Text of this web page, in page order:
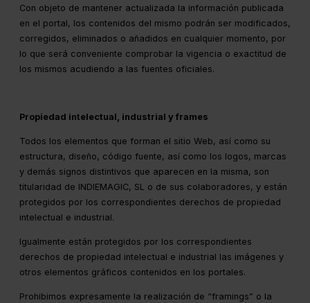
Con objeto de mantener actualizada la información publicada
en el portal, los contenidos del mismo podrán ser modificados,
corregidos, eliminados o añadidos en cualquier momento, por
lo que será conveniente comprobar la vigencia o exactitud de
los mismos acudiendo a las fuentes oficiales.
Propiedad intelectual, industrial y frames
Todos los elementos que forman el sitio Web, así como su
estructura, diseño, código fuente, así como los logos, marcas
y demás signos distintivos que aparecen en la misma, son
titularidad de INDIEMAGIC, SL o de sus colaboradores, y están
protegidos por los correspondientes derechos de propiedad
intelectual e industrial.
Igualmente están protegidos por los correspondientes
derechos de propiedad intelectual e industrial las imágenes y
otros elementos gráficos contenidos en los portales.
Prohibimos expresamente la realización de “framings” o la